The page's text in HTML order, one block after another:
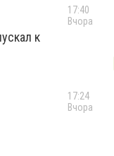
к
17:40
Вчора
17:24
Вчора